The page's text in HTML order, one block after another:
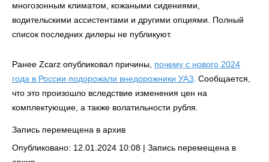
многозонным климатом, кожаными сидениями,
водительскими ассистентами и другими опциями. Полный
список последних дилеры не публикуют.
Ранее Zcarz опубликовал причины, почему с нового 2024
года в России подорожали внедорожники УАЗ . Сообщается,
что это произошло вследствие изменения цен на
комплектующие, а также волатильности рубля.
Запись перемещена в архив
Опубликовано: 12.01.2024 10:08 | Запись перемещена в